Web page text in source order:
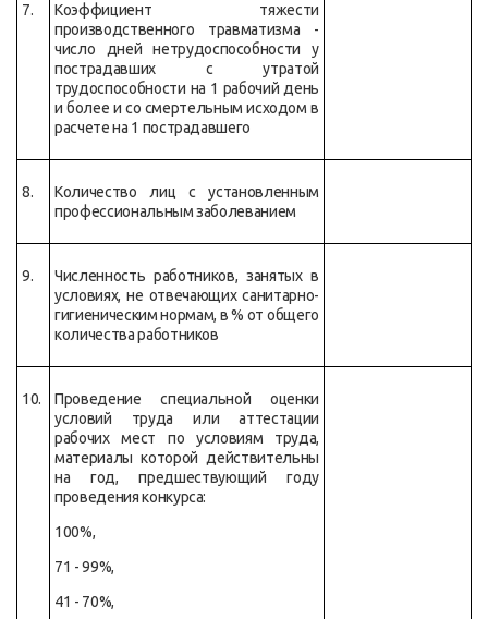
7.
Коэффициент тяжести
производственного травматизма -
число дней нетрудоспособности у
пострадавших с утратой
трудоспособности на 1 рабочий день
и более и со смертельным исходом в
расчете на 1 пострадавшего
8.
Количество лиц с установленным
профессиональным заболеванием
9.
Численность работников, занятых в
условиях, не отвечающих санитарно-
гигиеническим нормам, в % от общего
количества работников
10.
Проведение специальной оценки
условий труда или аттестации
рабочих мест по условиям труда,
материалы которой действительны
на год, предшествующий году
проведения конкурса:
100%,
71 - 99%,
41 - 70%,